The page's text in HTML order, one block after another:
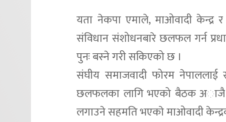
यता नेकपा एमाले, माओवादी केन्द्र
संविधान संशोधनबारे छलफल गर्न
पुनः बस्‍ने गरी सकिएको छ ।
संघीय समाजवादी फोरम नेपाललाई
छलफलका लागि भएको बैठक अाजै
लगाउने सहमति भएकाे माओवादी